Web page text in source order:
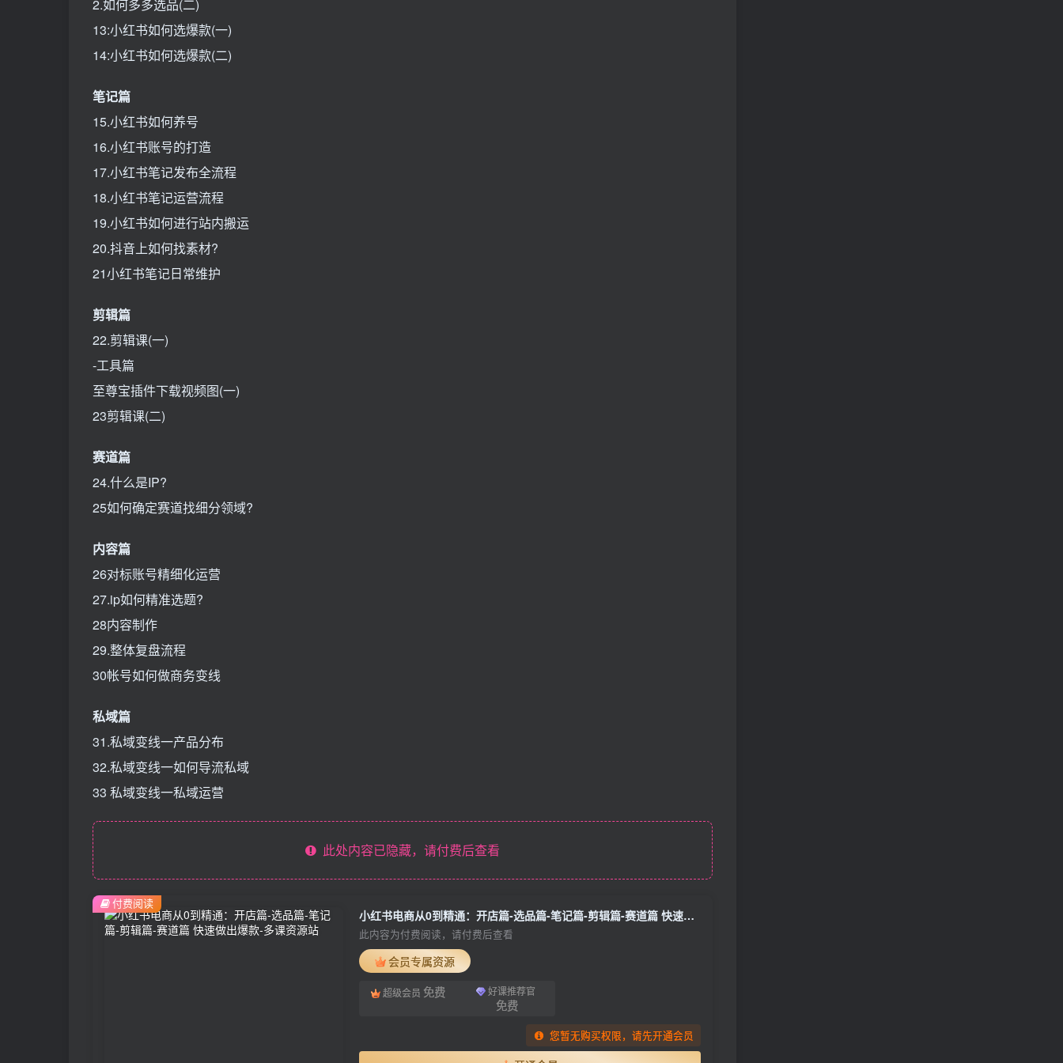
2.如何多多选品(二)
13:小红书如何选爆款(一)
14:小红书如何选爆款(二)
笔记篇
15.小红书如何养号
16.小红书账号的打造
17.小红书笔记发布全流程
18.小红书笔记运营流程
19.小红书如何进行站内搬运
20.抖音上如何找素材?
21小红书笔记日常维护
剪辑篇
22.剪辑课(一)
-工具篇
至尊宝插件下载视频图(一)
23剪辑课(二)
赛道篇
24.什么是IP?
25如何确定赛道找细分领域?
内容篇
26对标账号精细化运营
27.ip如何精准选题?
28内容制作
29.整体复盘流程
30帐号如何做商务变线
私域篇
31.私域变线一产品分布
32.私域变线一如何导流私域
33 私域变线一私域运营
此处内容已隐藏，请付费后查看
小红书电商从0到精通：开店篇-选品篇-笔记篇-剪辑篇-赛道篇 快速做出爆款
此内容为付费阅读，请付费后查看
会员专属资源
超级会员 免费 好课推荐官
免费
您暂无购买权限，请先开通会员
付费阅读